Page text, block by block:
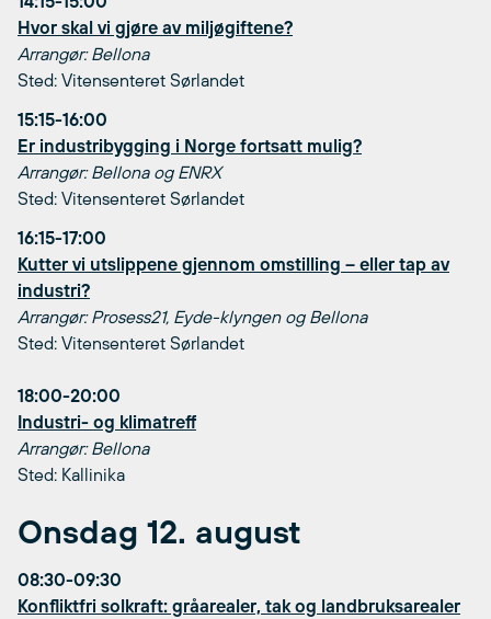
Hvor skal vi gjøre av miljøgiftene?
Arrangør: Bellona
Sted: Vitensenteret Sørlandet
15:15-16:00
Er industribygging i Norge fortsatt mulig?
Arrangør: Bellona og ENRX
Sted: Vitensenteret Sørlandet
16:15-17:00
Kutter vi utslippene gjennom omstilling – eller tap av
industri?
Arrangør: Prosess21, Eyde-klyngen og Bellona
Sted: Vitensenteret Sørlandet
18:00-20:00
Industri- og klimatreff
Arrangør: Bellona
Sted: Kallinika
Onsdag 12. august
08:30-09:30
Konfliktfri solkraft: gråarealer, tak og landbruksarealer